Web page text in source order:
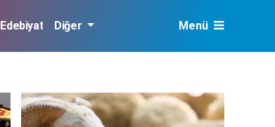
Edebiyat Diğer Menü